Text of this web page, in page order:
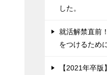
した。
就活解禁直前
をつけるため
【2021年卒